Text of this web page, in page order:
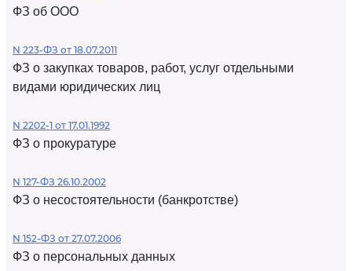
ФЗ об ООО
N 223-ФЗ от 18.07.2011
ФЗ о закупках товаров, работ, услуг отдельными
видами юридических лиц
N 2202-1 от 17.01.1992
ФЗ о прокуратуре
N 127-ФЗ 26.10.2002
ФЗ о несостоятельности (банкротстве)
N 152-ФЗ от 27.07.2006
ФЗ о персональных данных